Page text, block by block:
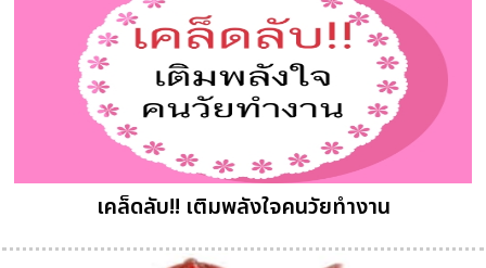
เคล็ดลับ!! เติมพลังใจคนวัยทำงาน